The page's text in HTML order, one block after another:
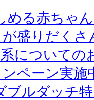
める赤ちゃ
盛りだくさ
についての
ペーン実施
ブルダッチ